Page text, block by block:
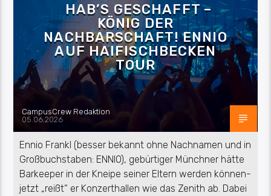
HAB’S GESCHAFFT –
KÖNIG DER
NACHBARSCHAFT! ENNIO
AUF HAIFISCHBECKEN
TOUR
CampusCrew Redaktion
05.06.2026
Ennio Frankl (besser bekannt ohne Nachnamen und in
Großbuchstaben: ENNIO), gebürtiger Münchner hätte
Barkeeper in der Kneipe seiner Eltern werden können-
jetzt „reißt“ er Konzerthallen wie das Zenith ab. Dabei